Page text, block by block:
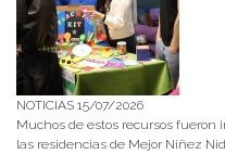
NOTICIAS 15/07/2026
Muchos de estos recursos
las residencias de Mejor Niñez